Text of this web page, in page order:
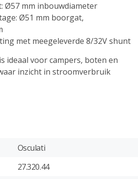
Ø57 mm inbouwdiameter
Ø51 mm boorgat,
met meegeleverde 8/32V shunt
ideaal voor campers, boten en
inzicht in stroomverbruik
Osculati
27.320.44